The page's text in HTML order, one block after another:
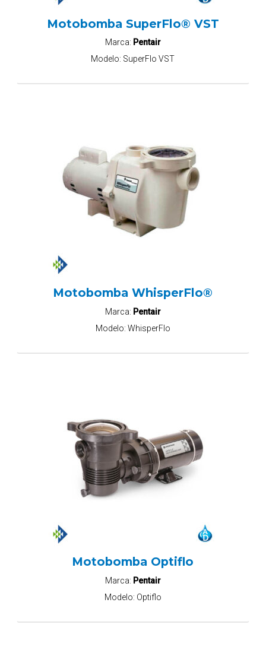
Motobomba SuperFlo® VST
Marca: Pentair
Modelo: SuperFlo VST
Motobomba WhisperFlo®
Marca: Pentair
Modelo: WhisperFlo
Motobomba Optiflo
Marca: Pentair
Modelo: Optiflo